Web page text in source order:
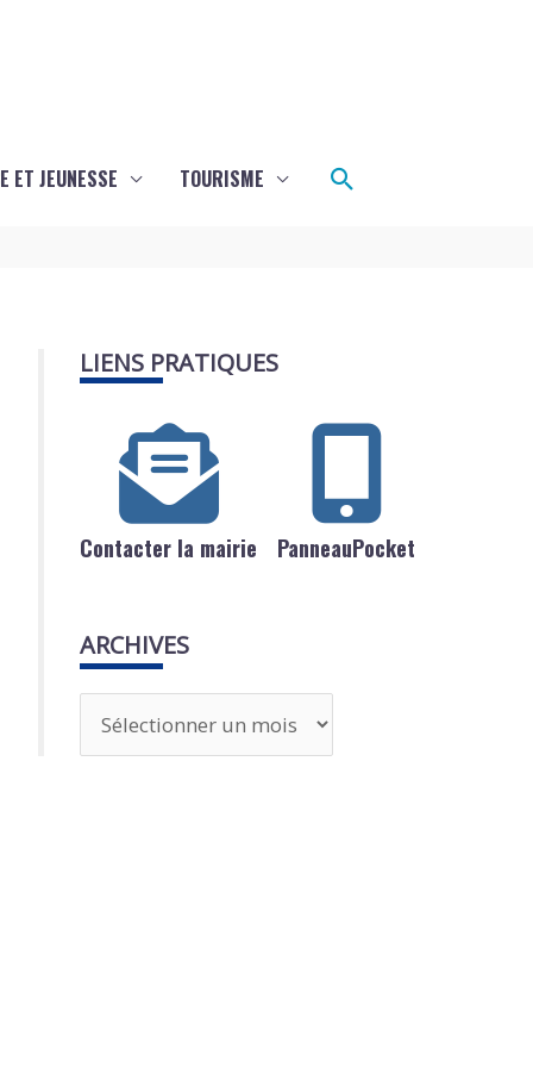
ET JEUNESSE TOURISME Rechercher
LIENS PRATIQUES
Contacter la mairie PanneauPocket
ARCHIVES
r